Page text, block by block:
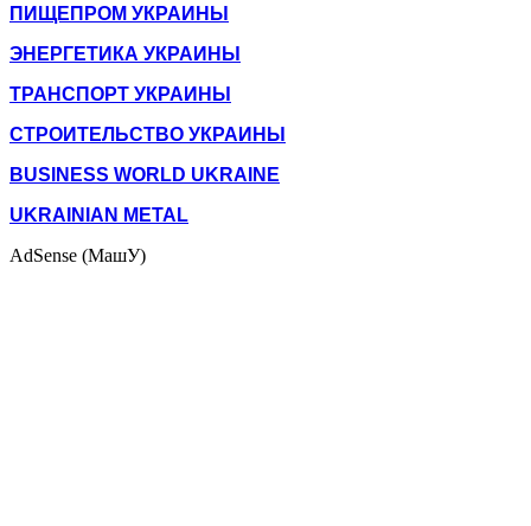
ПИЩЕПРОМ УКРАИНЫ
ЭНЕРГЕТИКА УКРАИНЫ
ТРАНСПОРТ УКРАИНЫ
СТРОИТЕЛЬСТВО УКРАИНЫ
BUSINESS WORLD UKRAINE
UKRAINIAN METAL
AdSense (МашУ)